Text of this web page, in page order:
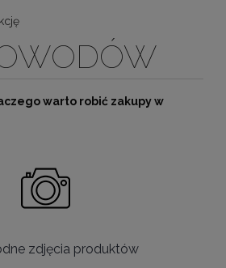
warto robić zakupy w
zdjęcia produktów